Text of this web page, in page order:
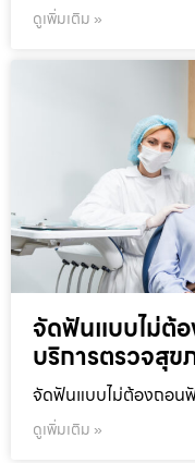
ดูเพิ่มเติม »
จัดฟันแบบไม่ต้
บริการตรวจสุ
จัดฟันแบบไม่ต้องถอน
ดูเพิ่มเติม »